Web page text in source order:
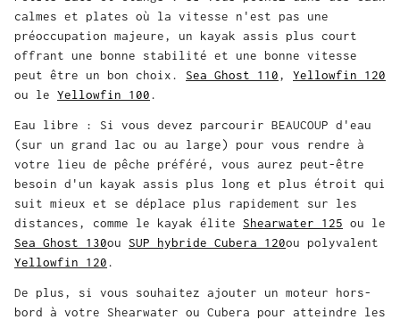
calmes et plates où la vitesse n'est pas une
préoccupation majeure, un kayak assis plus court
offrant une bonne stabilité et une bonne vitesse
peut être un bon choix. Sea Ghost 110, Yellowfin 120
ou le Yellowfin 100 .
Eau libre : Si vous devez parcourir BEAUCOUP d'eau
(sur un grand lac ou au large) pour vous rendre à
votre lieu de pêche préféré, vous aurez peut-être
besoin d'un kayak assis plus long et plus étroit qui
suit mieux et se déplace plus rapidement sur les
distances, comme le kayak élite Shearwater 125 ou le
Sea Ghost 130ou SUP hybride Cubera 120ou polyvalent
Yellowfin 120 .
De plus, si vous souhaitez ajouter un moteur hors-
bord à votre Shearwater ou Cubera pour atteindre les